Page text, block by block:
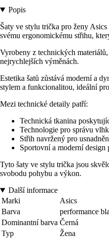
Popis
Šaty ve stylu trička pro ženy
svému ergonomickému střihu,
Vyrobeny z technických
nejrychlejších výměnách.
Estetika šatů zůstává moderní a
stylem a funkcionalitou, ideální
Mezi technické detaily patří:
Technická tkanina
Technologie pro správu
Střih navržený pro
Sportovní a moderní design
Tyto šaty ve stylu trička jsou
svobodu pohybu a výkon.
Další informace
Marki
Asics
Barva
performance
Dominantní barva Černá
Typ
Žena